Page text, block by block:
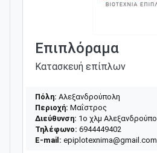
Επιπλόραμα
Κατασκευή επίπλων
Πόλη: Αλεξανδρούπολη
Περιοχή: Μαΐστρος
Διεύθυνση: 1ο χλμ
Τηλέφωνο: 6944449402
E-mail: epiplotexnima@gmail.com